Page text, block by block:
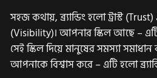
সহজ কথায়, ব্র্যান্ডিং হলো ট্রাস্ট
(Visibility)। আপনার স্কিল আছে –
সেই স্কিল দিয়ে মানুষের সমস্যা
আপনাকে বিশ্বাস করে – এটি হলো